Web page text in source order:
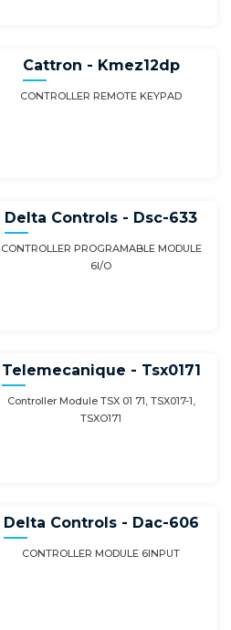
Cattron - Kmez12dp
CONTROLLER REMOTE KEYPAD
Delta Controls - Dsc-633
CONTROLLER PROGRAMABLE MODULE
6I/O
Telemecanique - Tsx0171
Controller Module TSX 01 71, TSX017-1,
TSXO171
Delta Controls - Dac-606
CONTROLLER MODULE 6INPUT